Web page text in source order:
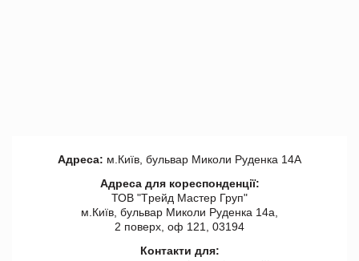
Адреса: м.Київ, бульвар Миколи Руденка 14А
Адреса для кореспонденції:
ТОВ "Tрейд Мастер Груп"
м.Київ, бульвар Миколи Руденка 14а,
2 поверх, оф 121, 03194
Контакти для: